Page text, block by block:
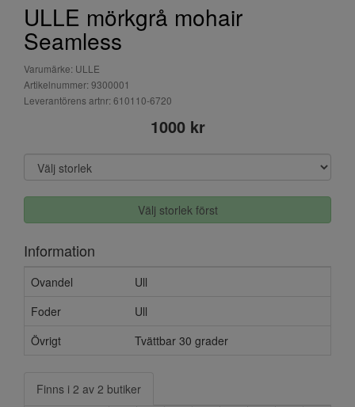
ULLE mörkgrå mohair
Seamless
Varumärke: ULLE
Artikelnummer: 9300001
Leverantörens artnr: 610110-6720
1000 kr
Välj storlek först
Information
Ovandel
Ull
Foder
Ull
Övrigt
Tvättbar 30 grader
Finns i 2 av 2 butiker